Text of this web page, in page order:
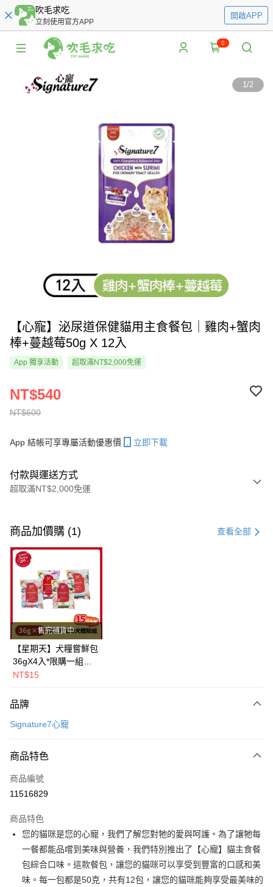
吹毛求吃
立刻使用官方APP
開啟APP
0
1/2
【心寵】泌尿道保健貓用主食餐包｜雞肉+蟹肉
棒+蔓越莓50g X 12入
App 獨享活動 超取滿NT$2,000免運
NT$600
NT$540
App 結帳可享專屬活動優惠價 立即下載
付款與運送方式
超取滿NT$2,000免運
信用卡一次付款
超商取貨付款
LINE Pay
Apple Pay
街口支付
悠遊付
Google Pay
AFTEE先享後付
相關說明
AFTEE先享後付是「在收到商品之後才付款」的支付方式。 讓您購物簡單
便利好安心！
２．便利：只要手機號碼，簡訊認證，即可結帳。
３．安心：先確認商品／服務後，再付款。
【「AFTEE先享後付」結帳流程】
結帳頁面，進行簡訊認證並確認金額後，即可完成結帳。
２．訂單成立數日內，您將收到繳費通知簡訊。
３．收到繳費通知簡訊後14天內，點擊此簡訊中的連結，可透過四大超商／
ATM／網路銀行／等多元方式進行付款，方視為交易完成。
※ 請注意：結帳手續完成當下不需立刻繳費，但若您需要取消訂單，請聯絡
運送方式
全家取貨付款
每筆NT$80，滿NT$2,000(含以上)免運費
付款後全家取貨
每筆NT$80，滿NT$2,000(含以上)免運費
7-11取貨付款
商品加價購 (1) 查看全部
售完補貨中
【星期天】犬糧嘗鮮包
36gX4入*限購一組｜
鱈+鮭+牛+羊（效期
NT$15
品牌
Signature7心寵
商品特色
商品編號
11516829
商品特色
您的貓咪是您的心寵，我們了解您對牠的愛與呵護。為了讓牠每
一餐都能品嚐到美味與營養，我們特別推出了【心寵】貓主食餐
包綜合口味。這款餐包，讓您的貓咪可以享受到豐富的口感和美
味。每一包都是50克，共有12包，讓您的貓咪能夠享受最美味的